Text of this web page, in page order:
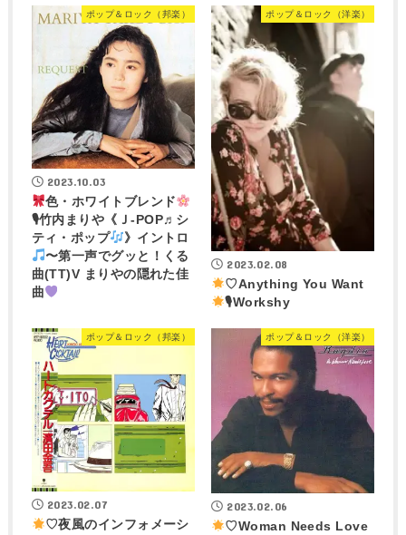
ポップ＆ロック（邦楽）
2023.10.03
色・ホワイトブレンド
🎙竹内まりや《Ｊ-POP♬シ
ティ・ポップ
》イントロ
〜第一声でグッと！くる
曲(TT)V まりやの隠れた佳
曲
ポップ＆ロック（洋楽）
2023.02.08
♡Anything You Want
🎙Workshy
ポップ＆ロック（邦楽）
2023.02.07
♡夜風のインフォメーシ
ポップ＆ロック（洋楽）
2023.02.06
♡Woman Needs Love